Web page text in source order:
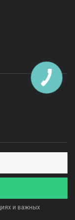
и важных